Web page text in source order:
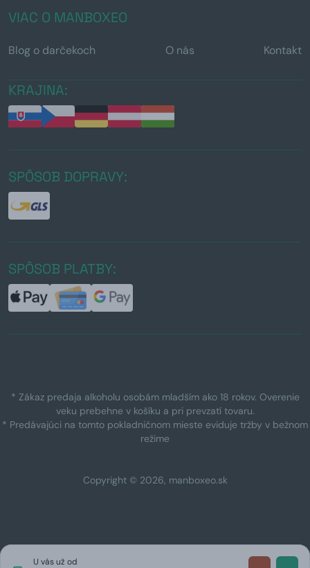
U vás už od
VIAC O MANBOXEO
Blog o darčekoch O nás Kontakt
KRAJINA:
SPÔSOB DOPRAVY:
SPÔSOB PLATBY:
* Zákaz predaja alkoholu osobám mladším ako 18 rokov. Overenie
veku prebehne v košíku a pri prevzatí tovaru.
* Predávajúci na tomto pokladničnom mieste eviduje tržby v bežnom
režime
Copyright © 2026, manboxeo.sk